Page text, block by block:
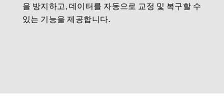
을 방지하고, 데이터를 자동으로 교정 및 복구할 수
있는 기능을 제공합니다.